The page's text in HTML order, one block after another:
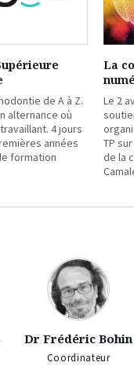
de A à Z.
alternance où
4 jours
années
formation
La
Le 2
TP
de la
Dr Frédéric Bohin
Coordinateur